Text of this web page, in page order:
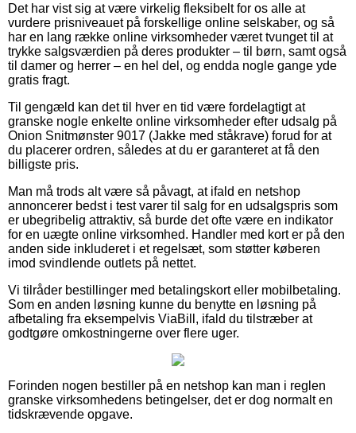
Det har vist sig at være virkelig fleksibelt for os alle at
vurdere prisniveauet på forskellige online selskaber, og så
har en lang række online virksomheder været tvunget til at
trykke salgsværdien på deres produkter – til børn, samt også
til damer og herrer – en hel del, og endda nogle gange yde
gratis fragt.
Til gengæld kan det til hver en tid være fordelagtigt at
granske nogle enkelte online virksomheder efter udsalg på
Onion Snitmønster 9017 (Jakke med ståkrave) forud for at
du placerer ordren, således at du er garanteret at få den
billigste pris.
Man må trods alt være så påvagt, at ifald en netshop
annoncerer bedst i test varer til salg for en udsalgspris som
er ubegribelig attraktiv, så burde det ofte være en indikator
for en uægte online virksomhed. Handler med kort er på den
anden side inkluderet i et regelsæt, som støtter køberen
imod svindlende outlets på nettet.
Vi tilråder bestillinger med betalingskort eller mobilbetaling.
Som en anden løsning kunne du benytte en løsning på
afbetaling fra eksempelvis ViaBill, ifald du tilstræber at
godtgøre omkostningerne over flere uger.
Forinden nogen bestiller på en netshop kan man i reglen
granske virksomhedens betingelser, det er dog normalt en
tidskrævende opgave.